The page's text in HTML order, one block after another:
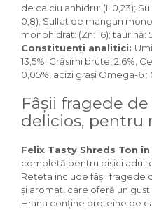
Igiena Iazuri
Conditioner apa iaz
Hrana pesti iazuri
Teste apa iaz
Filtre iaz
Incalzitor Iaz
Accesorii iaz
Toaletare cai
Casti echitatie
Accesorii cai
de calciu anhidru: (I: 0,23);
0,8); Sulfat de mangan
monohidrat: (Zn: 16); taurină:
Constituenți analitici:
13,5%, Grăsimi brute: 2,6%,
0,05%, acizi grași Omega-6 :
Fâșii fragede
delicios, pentru
Felix Tasty Shreds Ton în
completă pentru pisici
Rețeta include fâșii fragede
și aromat, care oferă un
Hrana conține proteine de